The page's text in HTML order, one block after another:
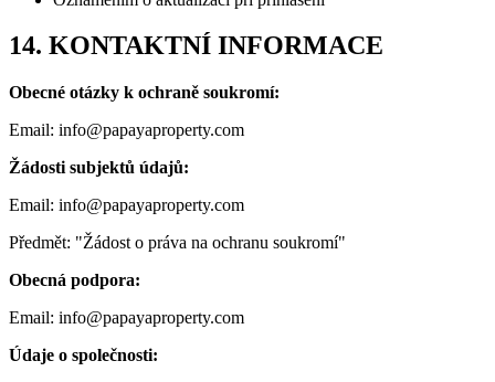
14. KONTAKTNÍ INFORMACE
Obecné otázky k ochraně soukromí:
Email: info@papayaproperty.com
Žádosti subjektů údajů:
Email: info@papayaproperty.com
Předmět: "Žádost o práva na ochranu soukromí"
Obecná podpora:
Email: info@papayaproperty.com
Údaje o společnosti: